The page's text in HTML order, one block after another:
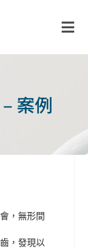
案例
，無形間
，發現以